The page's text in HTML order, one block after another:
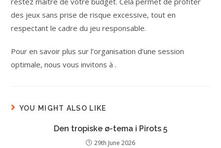
des jeux sans prise de risque excessive, tout en
respectant le cadre du jeu responsable.
Pour en savoir plus sur l’organisation d’une session
optimale, nous vous invitons à .
YOU MIGHT ALSO LIKE
Den tropiske ø-tema i Pirots 5
29th June 2026